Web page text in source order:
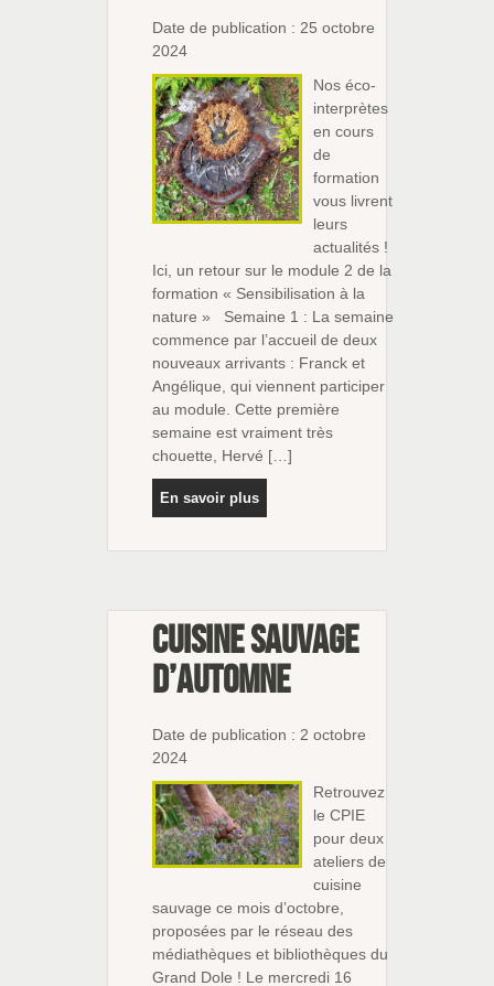
Date de publication : 25 octobre
2024
Nos éco-
interprètes
en cours
de
formation
vous livrent
leurs
actualités !
Ici, un retour sur le module 2 de la
formation « Sensibilisation à la
nature » Semaine 1 : La semaine
commence par l’accueil de deux
nouveaux arrivants : Franck et
Angélique, qui viennent participer
au module. Cette première
semaine est vraiment très
chouette, Hervé […]
En savoir plus
Cuisine sauvage
d’automne
Date de publication : 2 octobre
2024
Retrouvez
le CPIE
pour deux
ateliers de
cuisine
sauvage ce mois d’octobre,
proposées par le réseau des
médiathèques et bibliothèques du
Grand Dole ! Le mercredi 16